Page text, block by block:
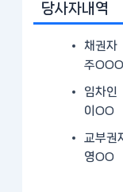
당사자내역
채권자
주
임차인
이OO
교부권
영OO